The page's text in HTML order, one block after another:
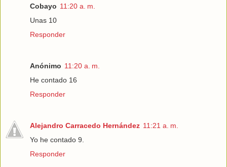
Cobayo 11:20 a. m.
Unas 10
Responder
Anónimo 11:20 a. m.
He contado 16
Responder
Alejandro Carracedo Hernández 11:21 a. m.
Yo he contado 9.
Responder